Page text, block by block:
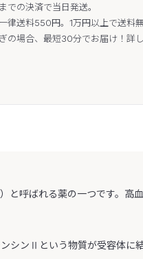
での決済で当日発送。
律送料550円。1万円以上で送料無
の場合、最短30分でお届け！詳
呼ばれる薬の一つです。高
シンⅡという物質が受容体に